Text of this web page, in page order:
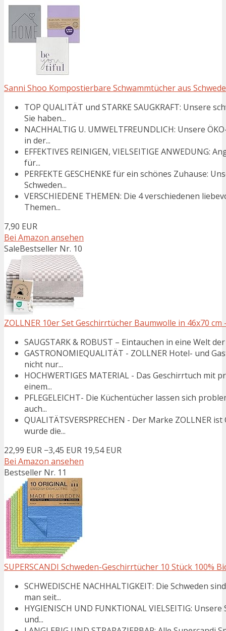
Sanni Shoo Kompostierbare Schwammtücher aus
TOP QUALITÄT und STARKE SAUGKRAFT: Unsere
Sie haben...
NACHHALTIG U. UMWELTFREUNDLICH: Unsere
in der...
EFFEKTIVES REINIGEN, VIELSEITIGE
für...
PERFEKTE GESCHENKE für ein schönes Zuhause:
Schweden...
VERSCHIEDENE THEMEN: Die 4 verschiedenen
Themen...
7,90 EUR
Bei Amazon ansehen
SaleBestseller Nr. 10
ZOLLNER 10er Set Geschirrtücher Baumwolle in 46x70
SAUGSTARK & ROBUST – Eintauchen in eine Welt
GASTRONOMIEQUALITÄT - ZOLLNER Hotel- und
nicht nur...
HOCHWERTIGES MATERIAL - Das Geschirrtuch
einem...
PFLEGELEICHT- Die Küchentücher lassen sich
auch...
QUALITÄTSVERSPRECHEN - Der Marke ZOLLNER
wurde die...
22,99 EUR −3,45 EUR 19,54 EUR
Bei Amazon ansehen
Bestseller Nr. 11
SUPERSCANDI Schweden-Geschirrtücher 10 Stück 100%
SCHWEDISCHE NACHHALTIGKEIT: Die Schweden
man seit...
HYGIENISCH UND FUNKTIONAL VIELSEITIG:
und...